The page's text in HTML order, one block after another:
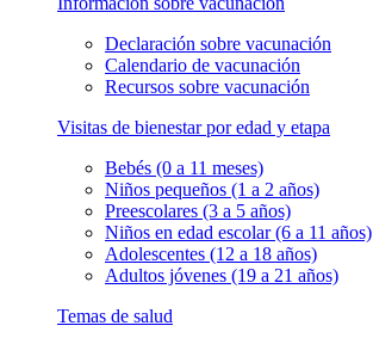
Declaración sobre vacunación
Calendario de vacunación
Recursos sobre vacunación
Visitas de bienestar por edad y etapa
Bebés (0 a 11 meses)
Niños pequeños (1 a 2 años)
Preescolares (3 a 5 años)
Niños en edad escolar (6 a 11 años)
Adolescentes (12 a 18 años)
Adultos jóvenes (19 a 21 años)
Temas de salud